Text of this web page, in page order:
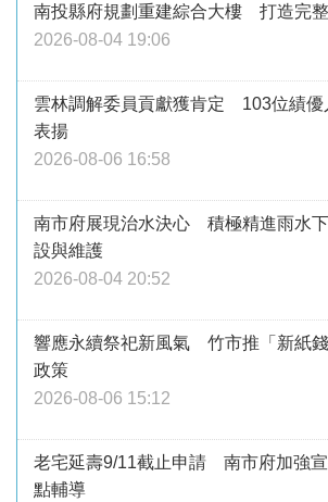
南投縣府規劃重建綜合大樓 打造完
2026-08-04 19:06
雲林調解委員貢獻獲肯定 103位績優
表揚
2026-08-06 16:58
南市府展現治水決心 積極精進雨水
設與維護
2026-08-04 20:52
響應永續祭祀新風氣 竹市推「新紙錢
政策
2026-08-06 15:12
老宅延壽9/11截止申請 南市府加強
點輔導